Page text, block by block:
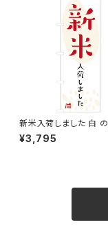
新米入荷しました 白
¥3,795